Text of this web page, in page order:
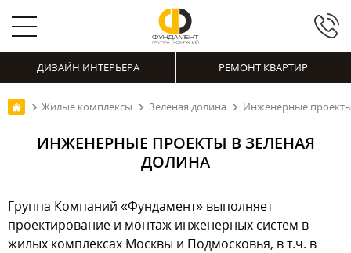
ДИЗАЙН ИНТЕРЬЕРА РЕМОНТ КВАРТИР
Жилые комплексы Зеленая долина Инженерные
ИНЖЕНЕРНЫЕ ПРОЕКТЫ В ЗЕЛЕНАЯ
ДОЛИНА
Группа Компаний «Фундамент» выполняет
проектирование и монтаж инженерных систем в
жилых комплексах Москвы и Подмосковья, в т.ч. в